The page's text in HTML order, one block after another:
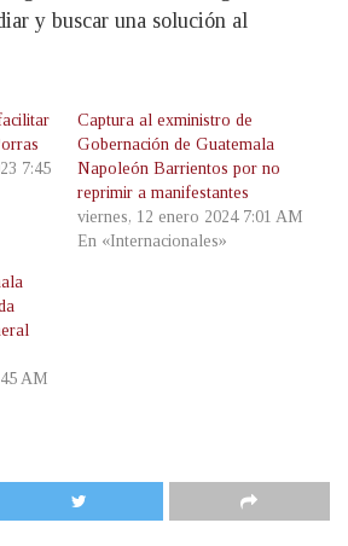
y buscar una solución al
7:45
Captura al exministro de
Gobernación de Guatemala
Napoleón Barrientos por no
reprimir a manifestantes
viernes, 12 enero 2024 7:01 AM
En «Internacionales»
AM